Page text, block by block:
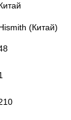
(Китай)